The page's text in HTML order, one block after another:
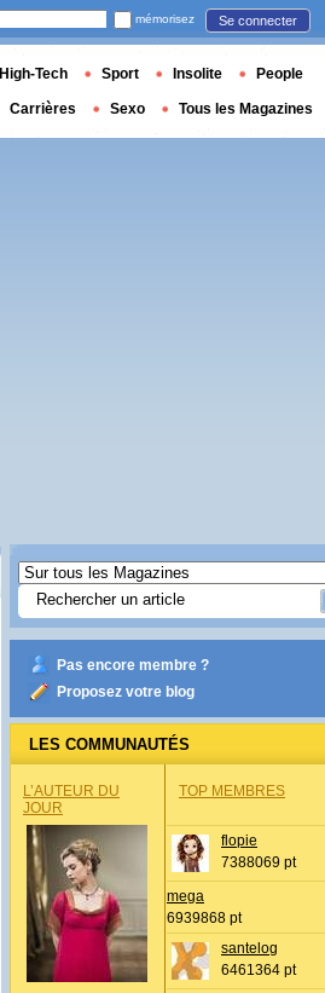
Pas encore membre ?
Proposez votre blog
LES COMMUNAUTÉS
L’AUTEUR DU
JOUR
TOP MEMBRES
flopie
7388069 pt
mega
6939868 pt
santelog
6461364 pt
mémorisez Se connecter
High-Tech Sport Insolite People
Carrières Sexo Tous les Magazines